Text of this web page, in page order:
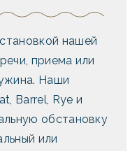
нашей
приема или
Наши
Barrel, Rye и
обстановку
или